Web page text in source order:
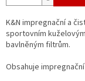
K&N impregnační a
sportovním
bavlněným filtrům.
Obsahuje